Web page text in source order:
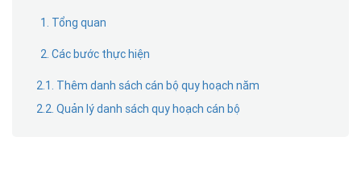
1. Tổng quan
2. Các bước thực hiện
2.1. Thêm danh sách cán bộ quy hoạch năm
2.2. Quản lý danh sách quy hoạch cán bộ